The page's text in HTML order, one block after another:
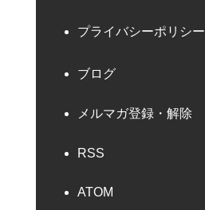
プライバシーポリシー
ブログ
メルマガ登録・解除
RSS
ATOM